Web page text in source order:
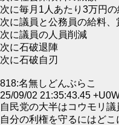
次に毎月1人あたり3万円
次に議員と公務員の給料、
次に議員の人員削減
次に石破退陣
次に石破自刃
818:名無しどんぶらこ
25/09/02 21:35:43.45
自民党の大半はコウモリ議
自分の利権を守るにはど